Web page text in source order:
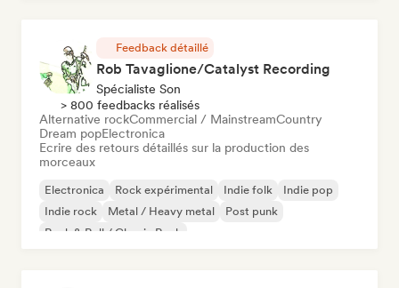
Feedback détaillé
Rob Tavaglione/Catalyst Recording
Spécialiste Son
> 800 feedbacks réalisés
Alternative rockCommercial / MainstreamCountry
Dream popElectronica
Ecrire des retours détaillés sur la production des
morceaux
Electronica Rock expérimental Indie folk
Indie pop
Indie rock
Metal / Heavy metal
Post punk
Rock & Roll / Classic Rock